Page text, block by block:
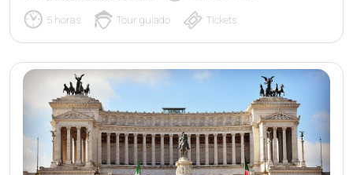
5 horas Tour guiado Tickets